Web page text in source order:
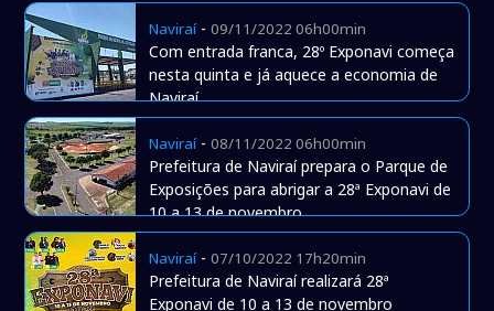
Naviraí-09/11/2022 06h00min
Com entrada franca, 28º Exponavi começa
nesta quinta e já aquece a economia de
Naviraí
Naviraí-08/11/2022 06h00min
Prefeitura de Naviraí prepara o Parque de
Exposições para abrigar a 28ª Exponavi de
10 a 13 de novembro
Naviraí-07/10/2022 17h20min
Prefeitura de Naviraí realizará 28ª
Exponavi de 10 a 13 de novembro